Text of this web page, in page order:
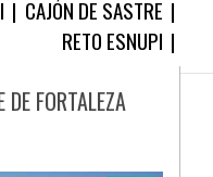
CAJÓN DE SASTRE
RETO ESNUPI
FORTALEZA